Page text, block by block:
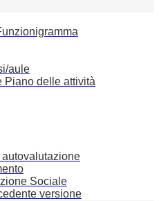
aule
Piano delle attività
Sociale
versione